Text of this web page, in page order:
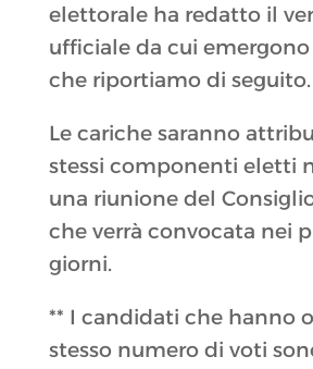
elettorale ha redatto il
ufficiale da cui
che riportiamo di seguito.
Le cariche saranno
stessi componenti eletti
una riunione del
che verrà convocata nei
giorni.
** I candidati che hanno
stesso numero di voti